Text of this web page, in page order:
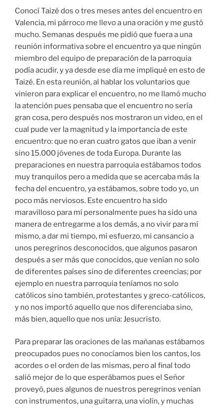
Conocí Taizé dos o tres meses antes del encuentro en
Valencia, mi párroco me llevo a una oración y me gustó
mucho. Semanas después me pidió que fuera a una
reunión informativa sobre el encuentro ya que ningún
miembro del equipo de preparación de la parroquia
podía acudir, y ya desde ese día me impliqué en esto de
Taizé. En esta reunión, al hablar los voluntarios que
vinieron para explicar el encuentro, no me llamó mucho
la atención pues pensaba que el encuentro no sería
gran cosa, pero después nos mostraron un video, en el
cual pude ver la magnitud y la importancia de este
encuentro: que no eran cuatro gatos que iban a venir
sino 15.000 jóvenes de toda Europa. Durante las
preparaciones en nuestra parroquia estábamos todos
muy tranquilos pero a medida que se acercaba más la
fecha del encuentro, ya estábamos, sobre todo yo, un
poco más nerviosos. Este encuentro ha sido
maravilloso para mí personalmente pues ha sido una
manera de entregarme a los demás, a no vivir para mí
mismo, a dar mi tiempo, mi esfuerzo, mi cansancio a
unos peregrinos desconocidos, que algunos pasaron
después a ser más que conocidos, que venían no solo
de diferentes países sino de diferentes creencias; por
ejemplo en nuestra parroquia teníamos no solo
católicos sino también, protestantes y greco-católicos,
y no nos importó aquello que nos diferenciaba sino,
más bien, aquello que nos unía: Jesucristo.
Para preparar las oraciones de las mañanas estábamos
preocupados pues no conocíamos bien los cantos, los
acordes o el orden de las mismas, pero al final todo
salió mejor de lo que esperábamos pues el Señor
proveyó, pues algunos de nuestros peregrinos venían
con instrumentos, una guitarra, una violín, y muchas